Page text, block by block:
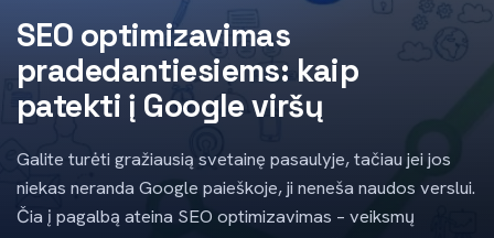
SEO optimizavimas
pradedantiesiems: kaip
patekti į Google viršų
Galite turėti gražiausią svetainę pasaulyje, tačiau jei jos
niekas neranda Google paieškoje, ji neneša naudos verslui.
Čia į pagalbą ateina SEO optimizavimas – veiksmų